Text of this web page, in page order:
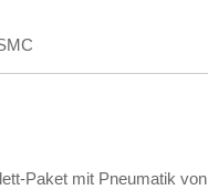
Paket mit Pneumatik von